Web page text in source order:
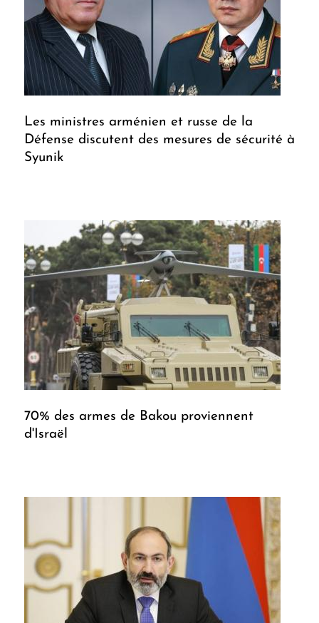
Les ministres arménien et russe de la
Défense discutent des mesures de sécurité à
Syunik
70% des armes de Bakou proviennent
d'Israël